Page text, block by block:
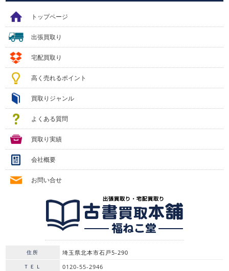
トップページ
出張買取り
宅配買取り
高く売れるポイント
買取りジャンル
よくある質問
買取り実績
会社概要
お問い合せ
住所 埼玉県北本市石戸5-290
ＴＥＬ 0120-55-2946